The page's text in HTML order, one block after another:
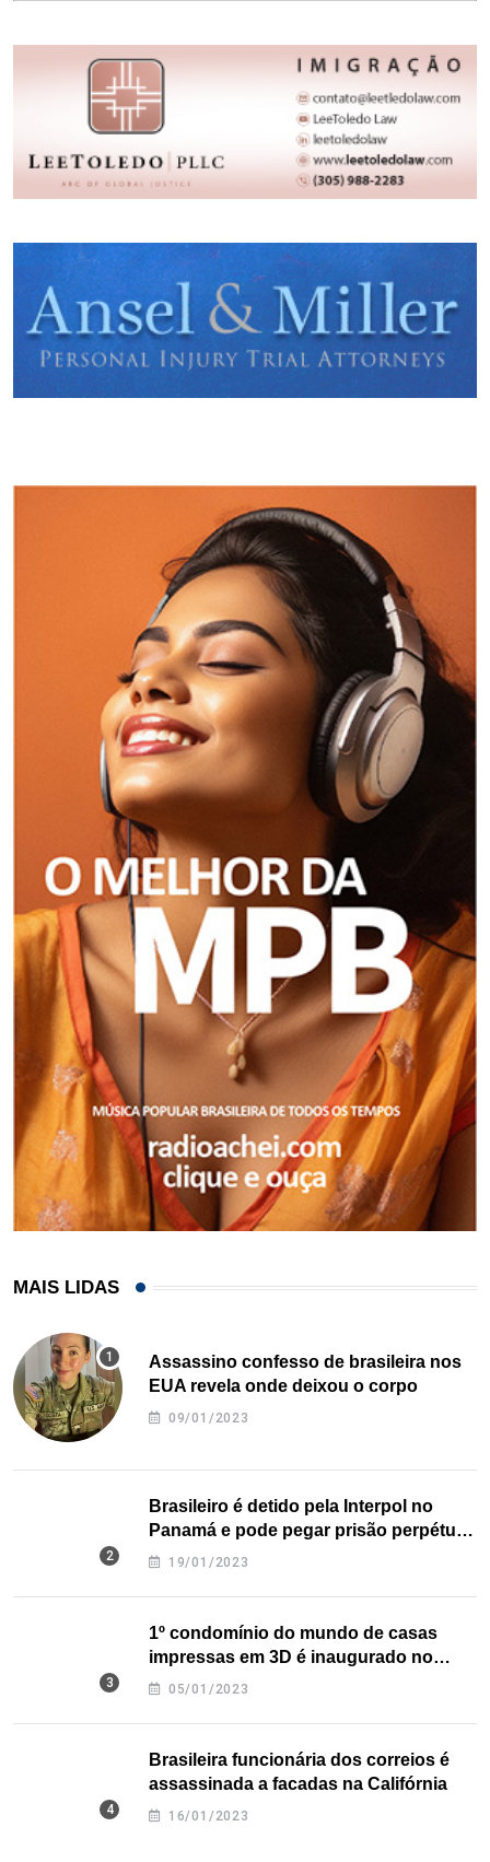
MAIS LIDAS
Assassino confesso de brasileira nos
EUA revela onde deixou o corpo
09/01/2023
Brasileiro é detido pela Interpol no
Panamá e pode pegar prisão perpétua
nos EUA
19/01/2023
1º condomínio do mundo de casas
impressas em 3D é inaugurado no
Texas
05/01/2023
Brasileira funcionária dos correios é
assassinada a facadas na Califórnia
16/01/2023